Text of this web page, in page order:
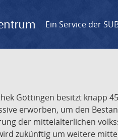
Ein Service der
Göttingen besitzt knapp
erworben, um den
der mittelalterlichen
zukünftig um weitere